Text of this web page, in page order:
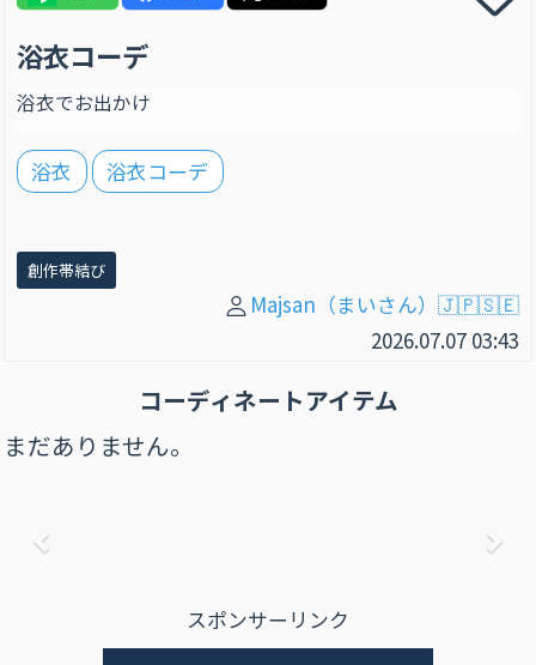
浴衣コーデ
浴衣でお出かけ
浴衣 浴衣コーデ
創作帯結び
Majsan（まいさん）🇯🇵🇸🇪
2026.07.07 03:43
コーディネートアイテム
まだありません。
スポンサーリンク